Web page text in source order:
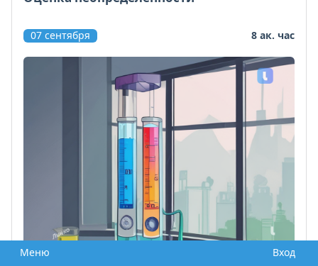
07 сентября 8 ак. час
Меню Вход